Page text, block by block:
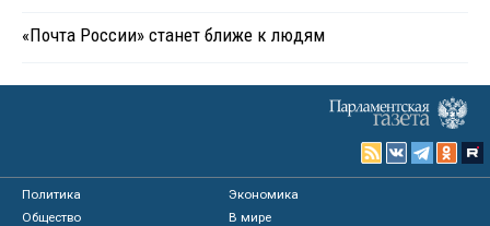
«Почта России» станет ближе к людям
Политика
Экономика
Общество
В мире